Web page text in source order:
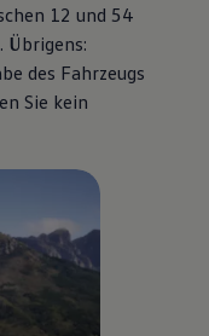
12 und 54
Übrigens:
des Fahrzeugs
Sie kein